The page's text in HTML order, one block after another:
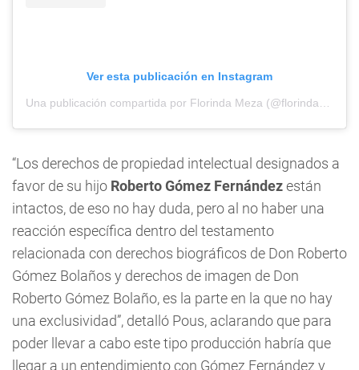
Ver esta publicación en Instagram
“Los derechos de propiedad intelectual designados a
favor de su hijo Roberto Gómez Fernándezestán
intactos, de eso no hay duda, pero al no haber una
reacción específica dentro del testamento
relacionada con derechos biográficos de Don Roberto
Gómez Bolaños y derechos de imagen de Don
Roberto Gómez Bolaño, es la parte en la que no hay
una exclusividad”, detalló Pous, aclarando que para
poder llevar a cabo este tipo producción habría que
llegar a un entendimiento con Gómez Fernández y